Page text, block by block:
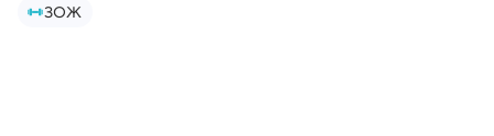
ЗОЖ